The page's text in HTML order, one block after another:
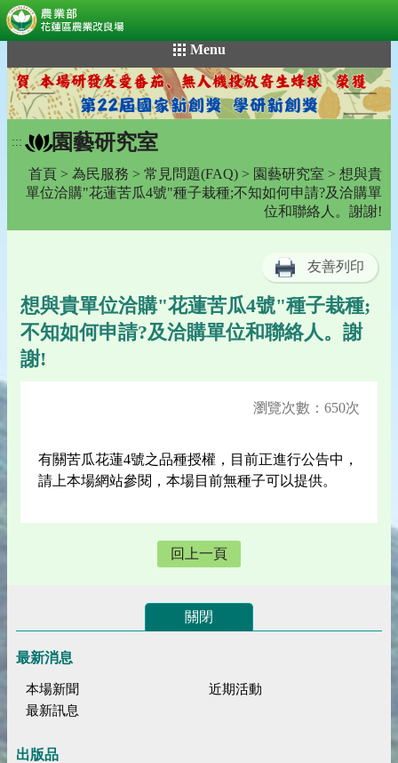
到
主
要
內
容
Menu
::: 園藝研究室
首頁 > 為民服務 > 常見問題(FAQ) > 園藝研究室 > 想與貴
單位洽購"花蓮苦瓜4號"種子栽種;不知如何申請?及洽購單
位和聯絡人。謝謝!
友善列印
想與貴單位洽購"花蓮苦瓜4號"種子栽種;
不知如何申請?及洽購單位和聯絡人。謝
謝!
瀏覽次數：650次
有關苦瓜花蓮4號之品種授權，目前正進行公告中，
請上本場網站參閱，本場目前無種子可以提供。
回上一頁
關閉
最新消息
本場新聞
近期活動
最新訊息
出版品